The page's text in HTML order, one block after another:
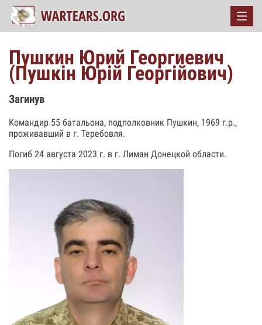
Пушкин Юрий Георгиевич
(Пушкін Юрій Георгійович)
Загинув
Командир 55 батальона, подполковник Пушкин, 1969 г.р.,
проживавший в г. Теребовля.
Погиб 24 августа 2023 г. в г. Лиман Донецкой области.